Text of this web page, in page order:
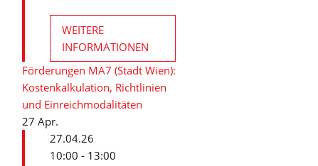
WEITERE
INFORMATIONEN
Förderungen MA7 (Stadt Wien):
Kostenkalkulation, Richtlinien
und Einreichmodalitäten
27 Apr.
27.04.26
10:00 - 13:00